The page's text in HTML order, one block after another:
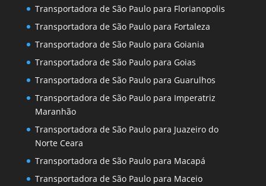
Transportadora de São Paulo para Florianopolis
Transportadora de São Paulo para Fortaleza
Transportadora de São Paulo para Goiania
Transportadora de São Paulo para Goias
Transportadora de São Paulo para Guarulhos
Transportadora de São Paulo para Imperatriz
Maranhão
Transportadora de São Paulo para Juazeiro do
Norte Ceara
Transportadora de São Paulo para Macapá
Transportadora de São Paulo para Maceio